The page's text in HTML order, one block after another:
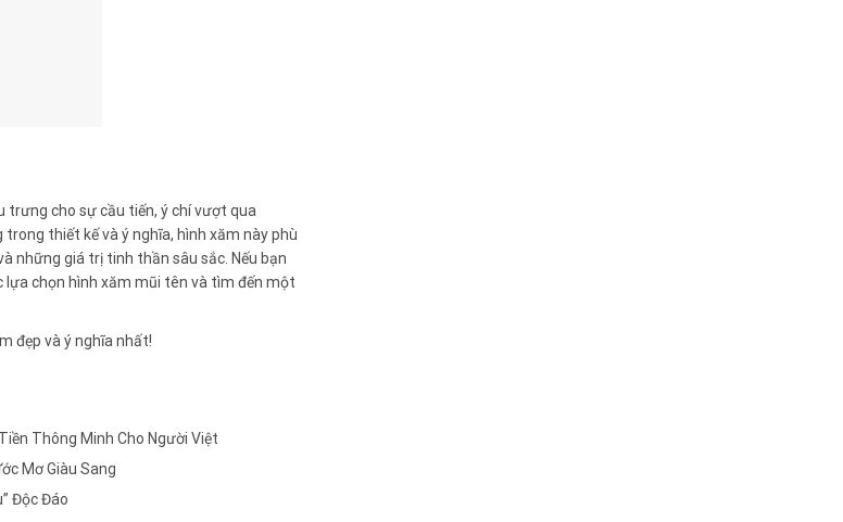
trưng cho sự cầu tiến, ý chí vượt qua
thiết kế và ý nghĩa, hình xăm này phù
những giá trị tinh thần sâu sắc. Nếu bạn
lựa chọn hình xăm mũi tên và tìm đến một
đẹp và ý nghĩa nhất!
Thông Minh Cho Người Việt
Mơ Giàu Sang
Độc Đáo